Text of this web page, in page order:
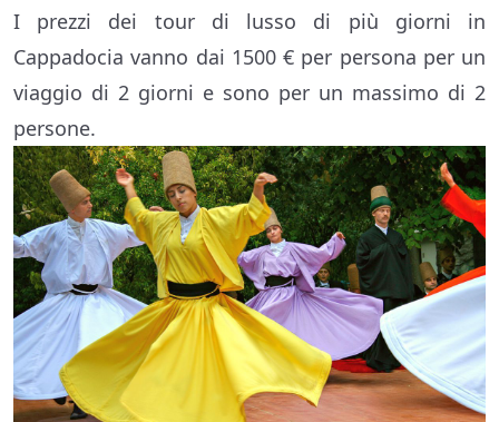
I prezzi dei tour di lusso di più giorni in
Cappadocia vanno dai 1500 € per persona per un
viaggio di 2 giorni e sono per un massimo di 2
persone.